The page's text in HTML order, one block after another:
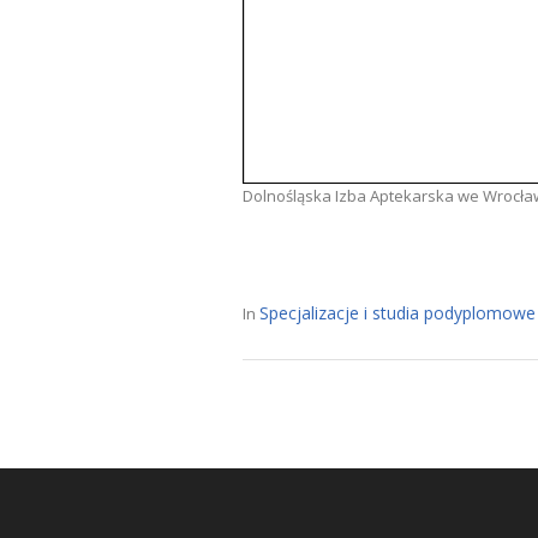
Dolnośląska Izba Aptekarska we
In Specjalizacje i studia podyplomowe